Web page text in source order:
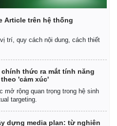
Article trên hệ thống
trí, quy cách nội dung, cách thiết
chính thức ra mắt tính năng
'cảm xúc'
mở rộng quan trọng trong hệ sinh
targeting.
dựng media plan: từ nghiên